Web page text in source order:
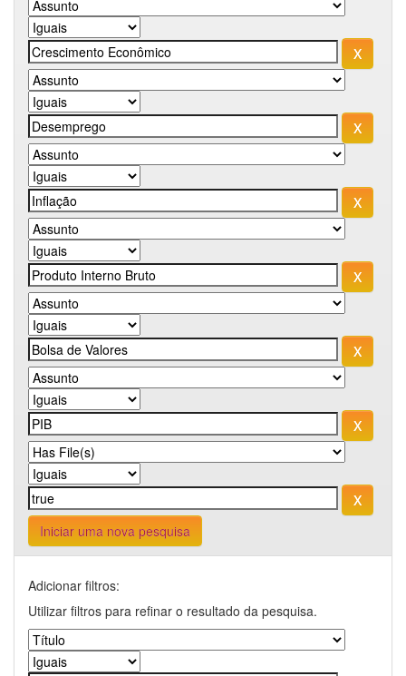
Iniciar uma nova pesquisa
Adicionar filtros:
Utilizar filtros para refinar o resultado da pesquisa.